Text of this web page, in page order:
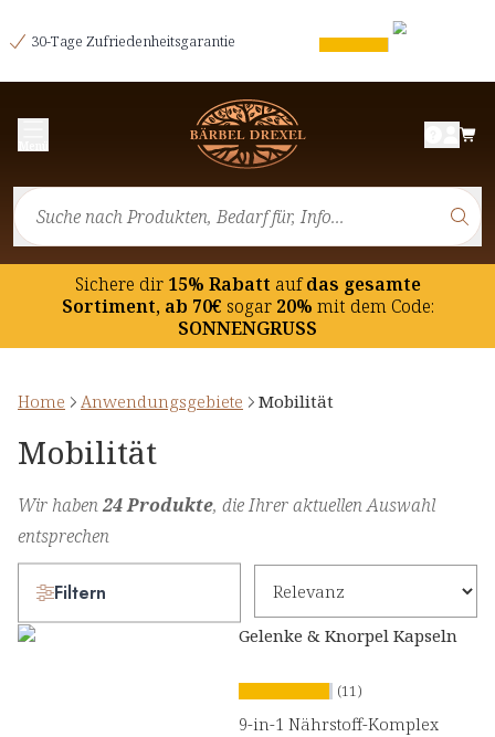
30-Tage Zufriedenheitsgarantie
Sichere dir15% Rabatt aufdas gesamte
Sortiment, ab 70€ sogar20% mit dem Code:
SONNENGRUSS
Home Anwendungsgebiete Mobilität
Mobilität
Wir haben24 Produkte, die Ihrer aktuellen Auswahl
entsprechen
Filtern
Gelenke & Knorpel Kapseln
(11)
9-in-1 Nährstoff-Komplex